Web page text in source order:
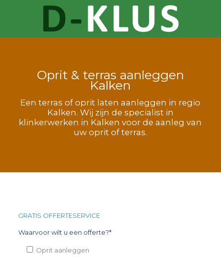
Oprit & terras aanleggen
Kalken
Een terras of oprit laten aanleggen in regio
Kalken. Wij zijn de specialist in
klinkerwerken in Kalken voor de aanleg van
uw oprit of terras.
GRATIS OFFERTESERVICE
Waarvoor wilt u een offerte?*
Oprit aanleggen